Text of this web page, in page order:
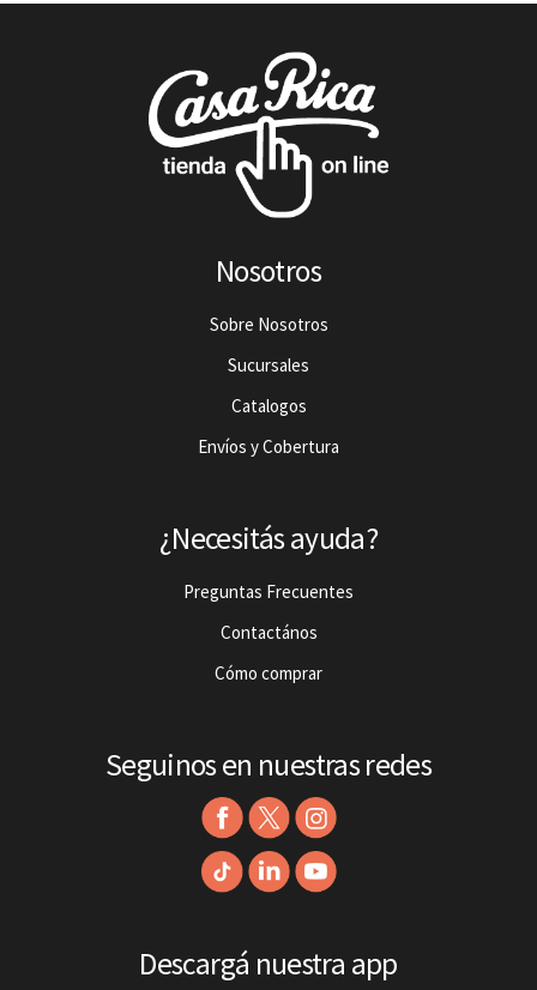
Nosotros
Sobre Nosotros
Sucursales
Catalogos
Envíos y Cobertura
¿Necesitás ayuda?
Preguntas Frecuentes
Contactános
Cómo comprar
Seguinos en nuestras redes
Descargá nuestra app